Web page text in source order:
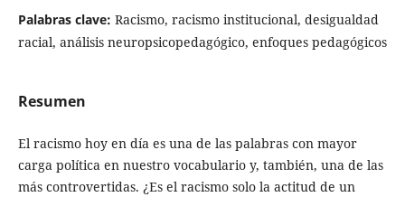
Palabras clave: Racismo, racismo institucional, desigualdad
racial, análisis neuropsicopedagógico, enfoques pedagógicos
Resumen
El racismo hoy en día es una de las palabras con mayor
carga política en nuestro vocabulario y, también, una de las
más controvertidas. ¿Es el racismo solo la actitud de un